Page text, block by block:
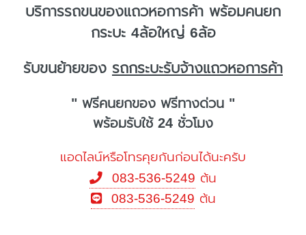
บริการรถขนของแถวหอการค้า พร้อมคนยก
กระบะ 4ล้อใหญ่ 6ล้อ
รับขนย้ายของ รถกระบะรับจ้างแถวหอการค้า
" ฟรีคนยกของ ฟรีทางด่วน "
พร้อมรับใช้ 24 ชั่วโมง
แอดไลน์หรือโทรคุยกันก่อนได้นะครับ
083-536-5249 ต้น
083-536-5249 ต้น